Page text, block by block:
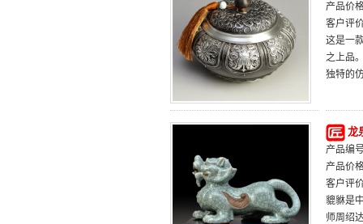
产品价
客户评
这是一
之上品
独特的
龙
产品编
产品价
客户评
貔貅是
师周绍